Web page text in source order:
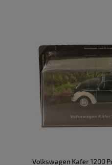
Volkswagen Kafer 1200